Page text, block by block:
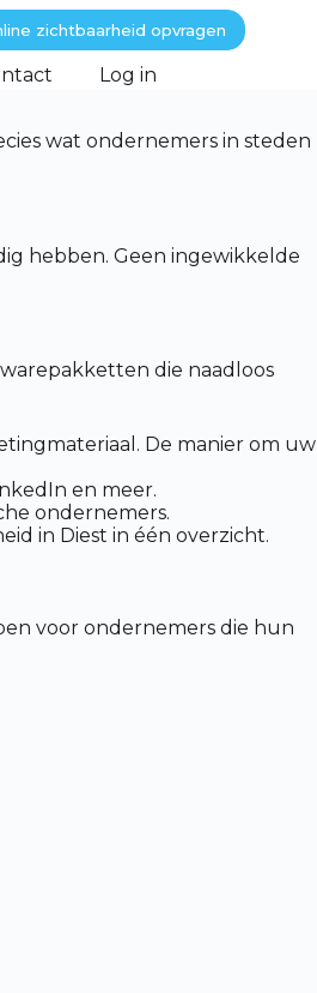
zichtbaarheid opvragen
Log in
wat ondernemers in steden
hebben. Geen ingewikkelde
die naadloos
De manier om uw
en meer.
ondernemers.
in Diest in één overzicht.
voor ondernemers die hun